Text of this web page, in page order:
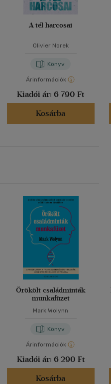
A tél harcosai
Olivier Norek
Könyv
Árinformációk
Kiadói ár: 6 790 Ft
Kosárba
Örökölt családminták
munkafüzet
Mark Wolynn
Könyv
Árinformációk
Kiadói ár: 6 290 Ft
Kosárba